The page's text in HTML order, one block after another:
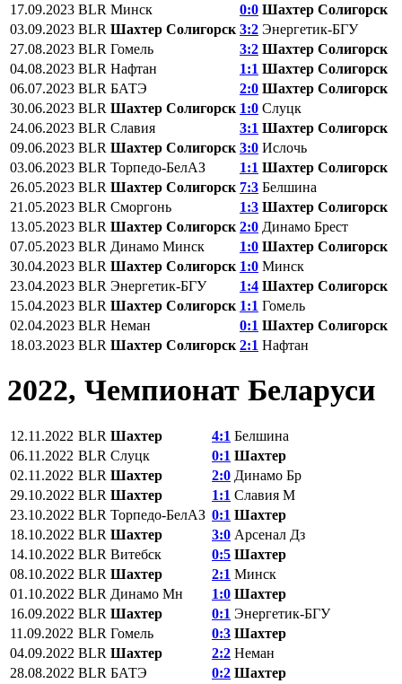
17.09.2023 BLR Минск 0:0 Шахтер Солигорск
03.09.2023 BLR Шахтер Солигорск 3:2 Энергетик-БГУ
27.08.2023 BLR Гомель 3:2 Шахтер Солигорск
04.08.2023 BLR Нафтан 1:1 Шахтер Солигорск
06.07.2023 BLR БАТЭ 2:0 Шахтер Солигорск
30.06.2023 BLR Шахтер Солигорск 1:0 Слуцк
24.06.2023 BLR Славия 3:1 Шахтер Солигорск
09.06.2023 BLR Шахтер Солигорск 3:0 Ислочь
03.06.2023 BLR Торпедо-БелАЗ 1:1 Шахтер Солигорск
26.05.2023 BLR Шахтер Солигорск 7:3 Белшина
21.05.2023 BLR Сморгонь 1:3 Шахтер Солигорск
13.05.2023 BLR Шахтер Солигорск 2:0 Динамо Брест
07.05.2023 BLR Динамо Минск 1:0 Шахтер Солигорск
30.04.2023 BLR Шахтер Солигорск 1:0 Минск
23.04.2023 BLR Энергетик-БГУ 1:4 Шахтер Солигорск
15.04.2023 BLR Шахтер Солигорск 1:1 Гомель
02.04.2023 BLR Неман 0:1 Шахтер Солигорск
18.03.2023 BLR Шахтер Солигорск 2:1 Нафтан
2022, Чемпионат Беларуси
12.11.2022 BLR Шахтер 4:1 Белшина
06.11.2022 BLR Слуцк 0:1 Шахтер
02.11.2022 BLR Шахтер 2:0 Динамо Бр
29.10.2022 BLR Шахтер 1:1 Славия М
23.10.2022 BLR Торпедо-БелАЗ 0:1 Шахтер
18.10.2022 BLR Шахтер 3:0 Арсенал Дз
14.10.2022 BLR Витебск 0:5 Шахтер
08.10.2022 BLR Шахтер 2:1 Минск
01.10.2022 BLR Динамо Мн 1:0 Шахтер
16.09.2022 BLR Шахтер 0:1 Энергетик-БГУ
11.09.2022 BLR Гомель 0:3 Шахтер
04.09.2022 BLR Шахтер 2:2 Неман
28.08.2022 BLR БАТЭ 0:2 Шахтер